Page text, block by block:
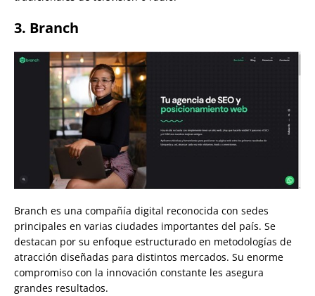
3. Branch
Branch es una compañía digital reconocida con sedes
principales en varias ciudades importantes del país. Se
destacan por su enfoque estructurado en metodologías de
atracción diseñadas para distintos mercados. Su enorme
compromiso con la innovación constante les asegura
grandes resultados.